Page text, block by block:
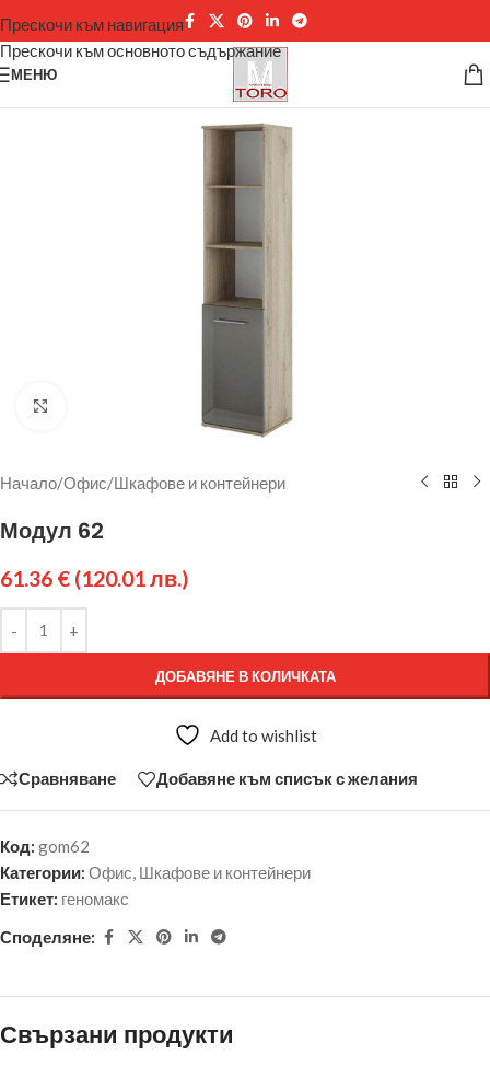
Прескочи към навигация
Прескочи към основното съдържание
МЕНЮ
Начало/Офис/Шкафове и контейнери
Модул 62
61.36 € (120.01 лв.)
ДОБАВЯНЕ В КОЛИЧКАТА
Add to wishlist
Сравняване Добавяне към списък с желания
Код: gom62
Категории: Офис, Шкафове и контейнери
Етикет: геномакс
Споделяне:
Свързани продукти